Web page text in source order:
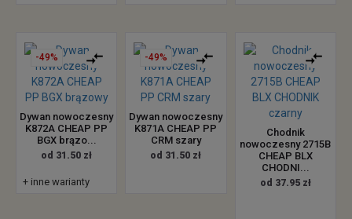
-49%
Dywan nowoczesny
K872A CHEAP PP
BGX brązo...
od 31.50 zł
+ inne warianty
-49%
Dywan nowoczesny
K871A CHEAP PP
CRM szary
od 31.50 zł
Chodnik
nowoczesny 2715B
CHEAP BLX
CHODNI...
od 37.95 zł